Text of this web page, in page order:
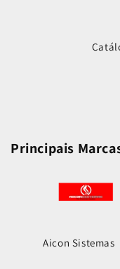
Principais
Aicon Sistemas